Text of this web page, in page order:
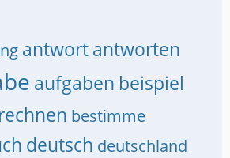
antwortantworten
aufgaben beispiel
bestimme
deutsch deutschland